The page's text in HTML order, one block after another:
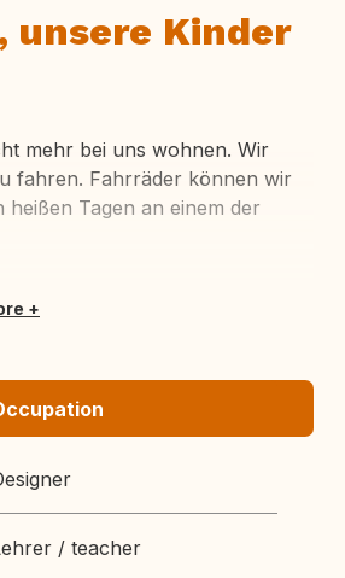
unsere Kinder
mehr bei uns wohnen. Wir
fahren. Fahrräder können wir
Tagen an einem der
/ teacher